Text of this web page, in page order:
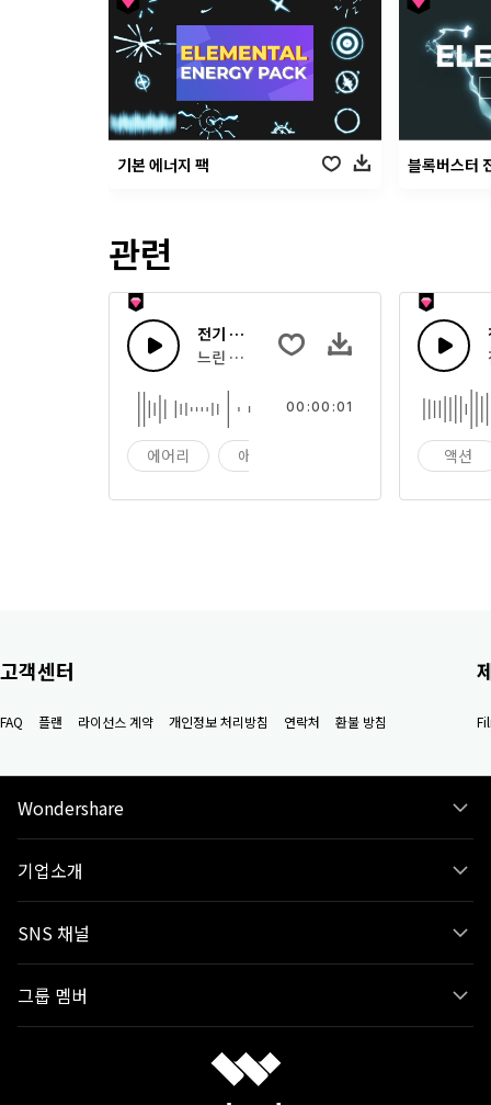
기본 에너지 팩 블록버스터
관련
전기 플러그
느린 라이저에 이어내는 빠른 전기 스위쉬 소리
에어리 애니메이션
00:00:01
액션
고객센터
FAQ 플랜 라이선스 계약 개인정보 처리방침 연락처 환불 방침
Wondershare
기업소개
SNS 채널
그룹 멤버